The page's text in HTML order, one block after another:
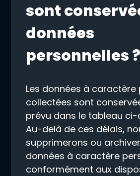
sont
données
personnelles ?
Les données à caractère
collectées sont
prévu dans le tableau ci-
Au-delà de ces délais,
supprimerons ou
données à caractère
conformément aux